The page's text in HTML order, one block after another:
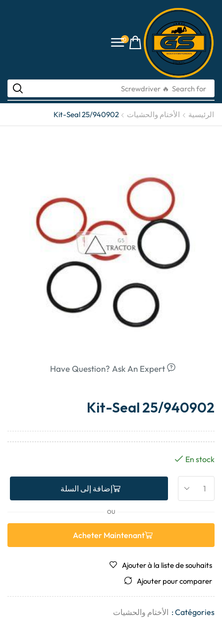
0
Search for
🔥 li-ion batteries
الرئيسية الأختام والحشيات Kit-Seal 25/940902
Have Question? Ask An Expert
Kit-Seal 25/940902
En stock
إضافة إلى السلة
OU
Acheter Maintenant
Ajouter à la liste de souhaits
Ajouter pour comparer
Catégories : الأختام والحشيات